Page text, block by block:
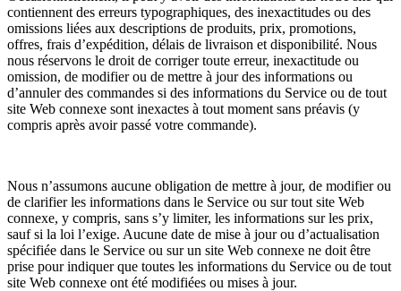
contiennent des erreurs typographiques, des inexactitudes ou des
omissions liées aux descriptions de produits, prix, promotions,
offres, frais d’expédition, délais de livraison et disponibilité. Nous
nous réservons le droit de corriger toute erreur, inexactitude ou
omission, de modifier ou de mettre à jour des informations ou
d’annuler des commandes si des informations du Service ou de tout
site Web connexe sont inexactes à tout moment sans préavis (y
compris après avoir passé votre commande).
Nous n’assumons aucune obligation de mettre à jour, de modifier ou
de clarifier les informations dans le Service ou sur tout site Web
connexe, y compris, sans s’y limiter, les informations sur les prix,
sauf si la loi l’exige. Aucune date de mise à jour ou d’actualisation
spécifiée dans le Service ou sur un site Web connexe ne doit être
prise pour indiquer que toutes les informations du Service ou de tout
site Web connexe ont été modifiées ou mises à jour.